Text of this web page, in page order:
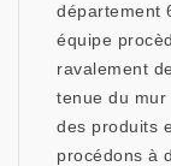
département
équipe
ravalement
tenue du mur
des produits
procédons à